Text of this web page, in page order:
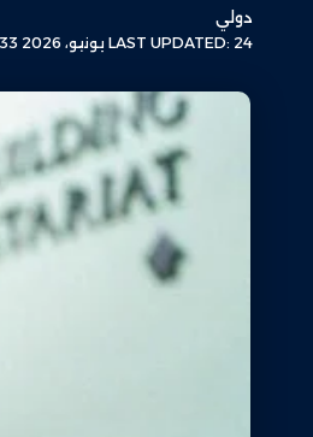
LAST UPDATED: 24 يونيو، 2026 8:33 م
دولي